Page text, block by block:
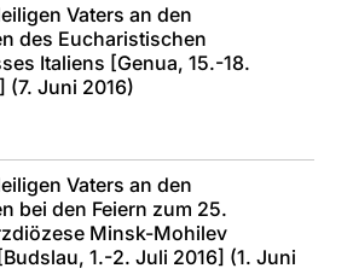
Vaters an den
des Eucharistischen
Italiens [Genua, 15.-18.
(7. Juni 2016)
Vaters an den
bei den Feiern zum 25.
Minsk-Mohilev
1.-2. Juli 2016] (1. Juni